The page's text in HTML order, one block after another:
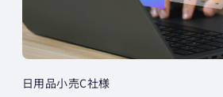
日用品小売C社様